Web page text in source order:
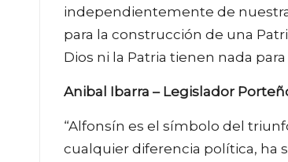
independientemente de
para la construcción de una
Dios ni la Patria tienen nada
Anibal Ibarra – Legislador
“Alfonsín es el símbolo del
cualquier diferencia política, ha